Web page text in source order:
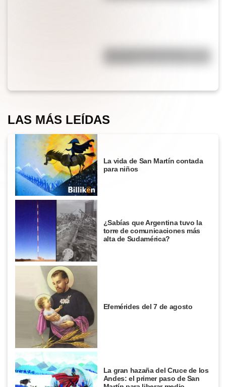
¿Por qué el jabón forma
LAS MÁS LEÍDAS
La vida de San Martín contada
para niños
¿Sabías que Argentina tuvo la
torre de comunicaciones más
alta de Sudamérica?
Efemérides del 7 de agosto
La gran hazaña del Cruce de los
Andes: el primer paso de San